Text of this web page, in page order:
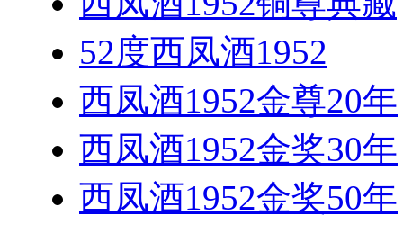
52度西凤酒1952
西凤酒1952金尊20年
西凤酒1952金奖30年
西凤酒1952金奖50年